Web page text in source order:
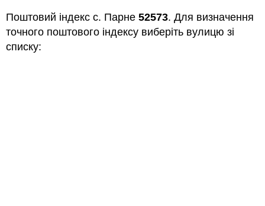
Поштовий індекс с. Парне 52573. Для визначення
точного поштового індексу виберіть вулицю зі
списку: